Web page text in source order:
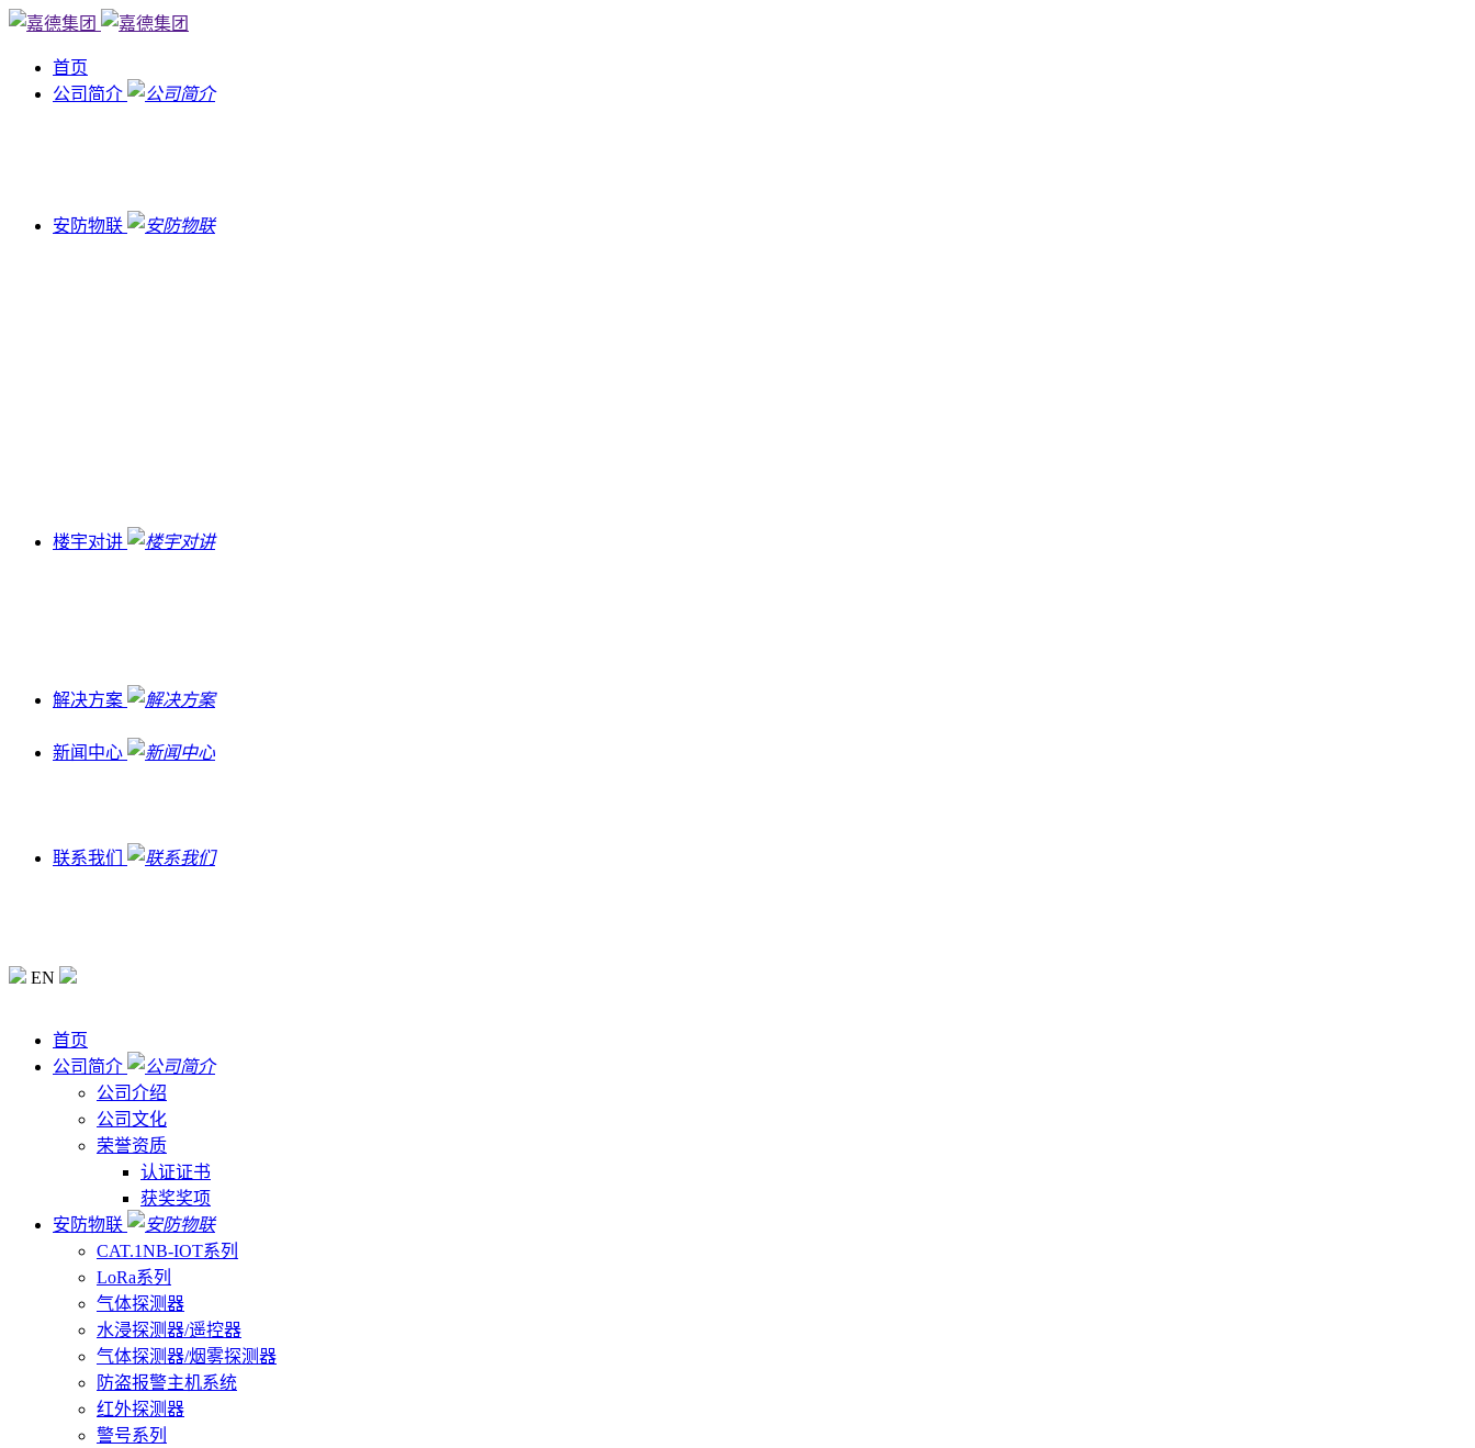
首页
公司简介
安防物联
楼宇对讲
解决方案
新闻中心
联系我们
EN
首页
公司简介
公司介绍
公司文化
荣誉资质
认证证书
获奖奖项
安防物联
CAT.1NB-IOT系列
LoRa系列
气体探测器
水浸探测器/遥控器
气体探测器/烟雾探测器
防盗报警主机系统
红外探测器
警号系列